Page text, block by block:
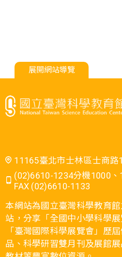
展開網站導覽
11165臺北市士林區士商路
(02)6610-1234分機1000、
FAX (02)6610-1133
本網站為國立臺灣科學教育
站，分享「全國中小學科學
「臺灣國際科學展覽會」歷
品、科學研習雙月刊及展館